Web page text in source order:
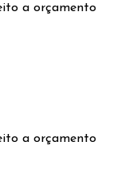
a orçamento
a orçamento